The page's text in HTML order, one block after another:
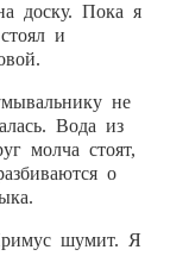
доску. Пока я
и
не
Вода из
молча стоят,
о
шумит. Я